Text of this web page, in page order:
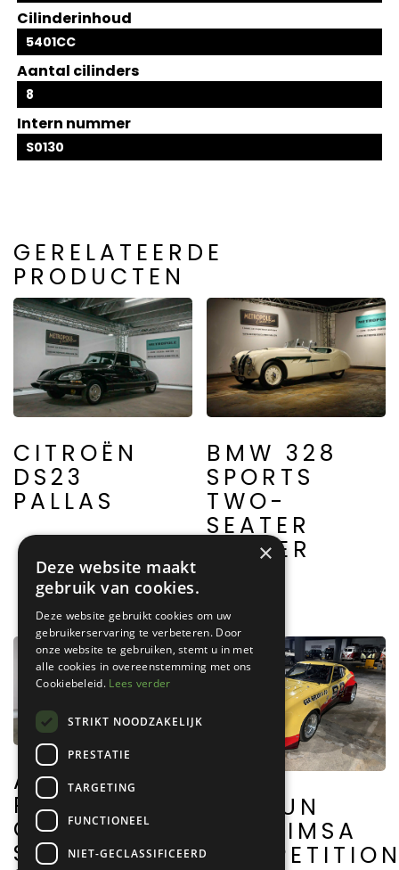
Cilinderinhoud
5401CC
Aantal cilinders
8
Intern nummer
S0130
GERELATEERDE
PRODUCTEN
CITROËN
DS23
PALLAS
BMW 328
SPORTS
TWO-
SEATER
FRAZER
ALFA
ROMEO
GIULIA
SPRINT
DATSUN
240Z IMSA
×
Deze website maakt
gebruik van cookies.
Deze website gebruikt cookies om uw
gebruikerservaring te verbeteren. Door
onze website te gebruiken, stemt u in met
alle cookies in overeenstemming met ons
Cookiebeleid. Lees verder
STRIKT NOODZAKELIJK
PRESTATIE
TARGETING
FUNCTIONEEL
NIET-GECLASSIFICEERD